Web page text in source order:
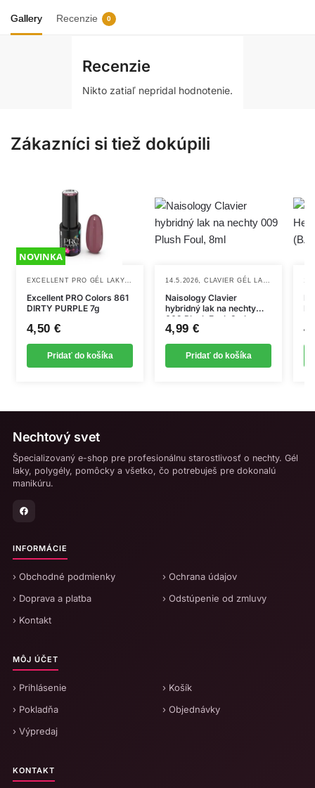
Gallery Recenzie 0
Recenzie
Nikto zatiaľ nepridal hodnotenie.
Zákazníci si tiež dokúpili
NOVINKA
EXCELLENT PRO GÉL LAKY
,GÉL LAKY ,NOVINKY
Excellent PRO Colors 861
DIRTY PURPLE 7g
4,50 €
Pridať do košíka
14.5.2026, CLAVIER GÉL LAKY
Naisology Clavier
hybridný lak na nechty
009 Plush Foul, 8ml
4,99 €
Pridať do košíka
Nechtový svet
Špecializovaný e-shop pre profesionálnu starostlivosť o nechty. Gél
laky, polygély, pomôcky a všetko, čo potrebuješ pre dokonalú
manikúru.
INFORMÁCIE
› Obchodné podmienky
› Ochrana údajov
› Doprava a platba
› Odstúpenie od zmluvy
› Kontakt
MÔJ ÚČET
› Prihlásenie
› Košík
› Pokladňa
› Objednávky
› Výpredaj
KONTAKT